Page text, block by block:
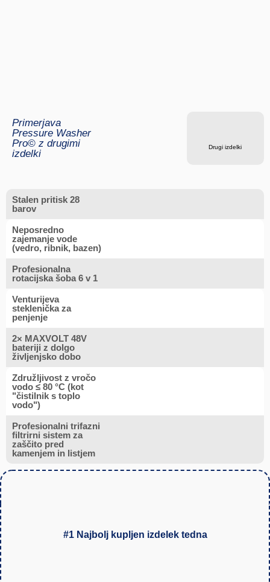
Primerjava
Pressure Washer
Pro© z drugimi
izdelki
Drugi izdelki
Stalen pritisk 28
barov
Neposredno
zajemanje vode
(vedro, ribnik, bazen)
Profesionalna
rotacijska šoba 6 v 1
Venturijeva
steklenička za
penjenje
2× MAXVOLT 48V
bateriji z dolgo
življenjsko dobo
Združljivost z vročo
vodo ≤ 80 °C (kot
"čistilnik s toplo
vodo")
Profesionalni trifazni
filtrirni sistem za
zaščito pred
kamenjem in listjem
#1 Najbolj kupljen izdelek tedna